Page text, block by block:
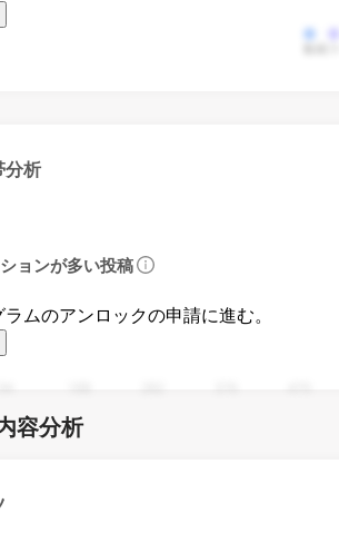
分析
ョンが多い投稿
ムのアンロックの申請に進む。
容分析